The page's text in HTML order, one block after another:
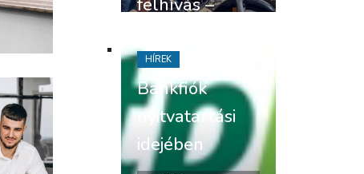
felhívás –
az OTP Mozgó
Bankfiók
nyitvatartási
idejében
HÍREK